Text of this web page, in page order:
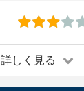
しく見る